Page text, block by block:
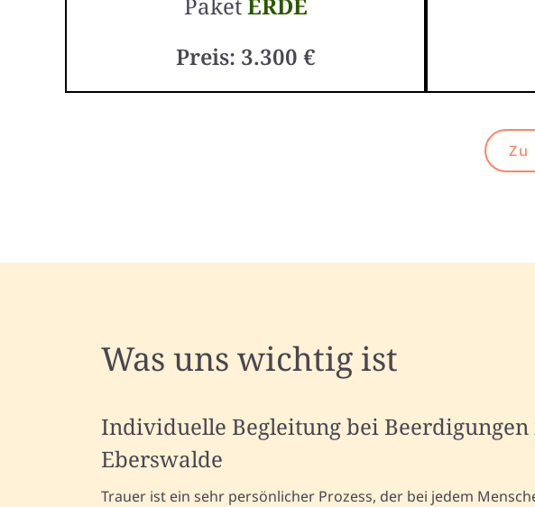
Preis: 3.300 €
Zu
Was uns wichtig ist
Individuelle Begleitung bei
Eberswalde
Trauer ist ein sehr persönlicher Prozess, der bei jedem